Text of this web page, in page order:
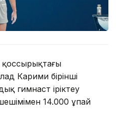
қоссырықтағы
Карими бірінші
гимнаст іріктеу
14.000 ұпай